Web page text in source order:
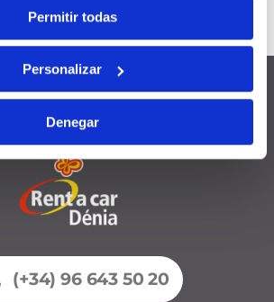
Permitir todas
Personalizar
Denegar
(+34) 96 643 50 20